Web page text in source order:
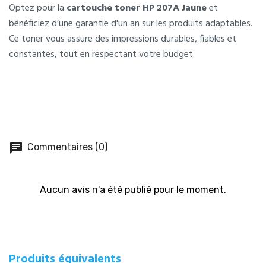
Optez pour la cartouche toner HP 207A Jauneet
bénéficiez d’une garantie d'un an sur les produits adaptables.
Ce toner vous assure des impressions durables, fiables et
constantes, tout en respectant votre budget.
chat Commentaires (0)
Aucun avis n'a été publié pour le moment.